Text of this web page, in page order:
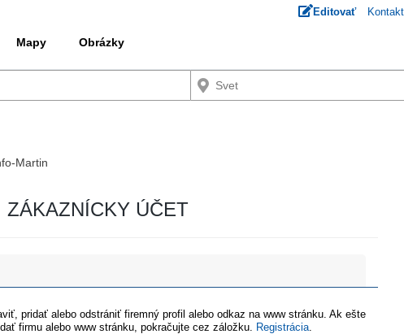
Editovať Kontakt
Mapy Obrázky
Martin
ZÁKAZNÍCKY ÚČET
pridať alebo odstrániť firemný profil alebo odkaz na www stránku. Ak ešte
firmu alebo www stránku, pokračujte cez záložku.
Registrácia